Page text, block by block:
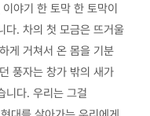
야기 한 토막 한 토막이
다. 차의 첫 모금은 뜨거울
게 거쳐서 온 몸을 기분
풍자는 창가 밖의 새가
니다. 우리는 그걸